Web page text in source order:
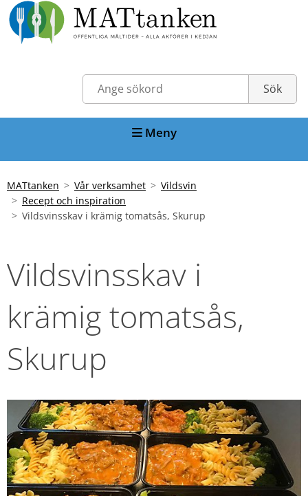
Meny
MATtanken Vår verksamhet
Vildsvin
Recept och inspiration
Vildsvinsskav i krämig tomatsås, Skurup
Vildsvinsskav i
krämig tomatsås,
Skurup